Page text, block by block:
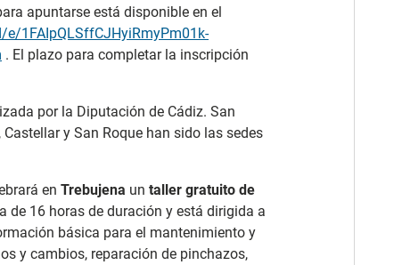
apuntarse está disponible en el
1FAIpQLSffCJHyiRmyPm01k-
. El plazo para completar la inscripción
por la Diputación de Cádiz. San
y San Roque han sido las sedes
en Trebujena un taller gratuito de
de 16 horas de duración y está dirigida a
básica para el mantenimiento y
y cambios, reparación de pinchazos,